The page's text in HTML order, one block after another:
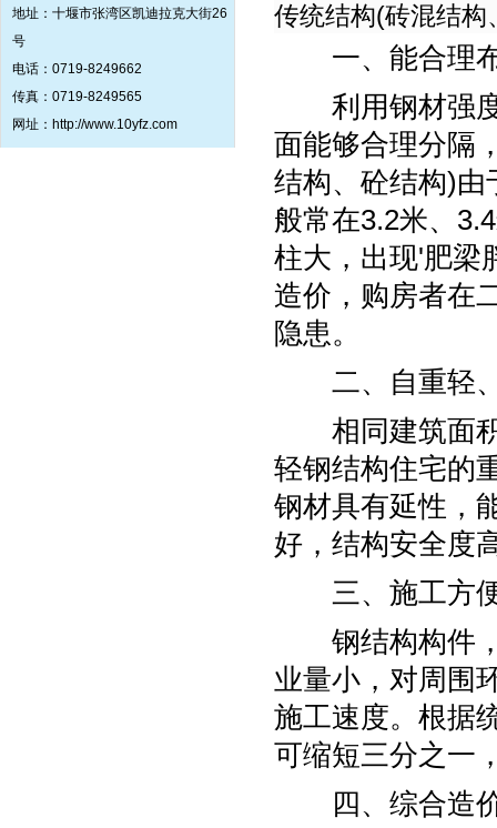
地址：十堰市张湾区凯迪拉克大街26
号
电话：0719-8249662
传真：0719-8249565
网址：http://www.10yfz.com
传统结构(砖混结构
一、能合理布
利用钢材强度
面能够合理分隔
结构、砼结构)由
般常在3.2米、
柱大，出现'肥梁
造价，购房者在
隐患。
二、自重轻、
相同建筑面积
轻钢结构住宅的
钢材具有延性，
好，结构安全度
三、施工方
钢结构构件，
业量小，对周围
施工速度。根据
可缩短三分之一
四、综合造